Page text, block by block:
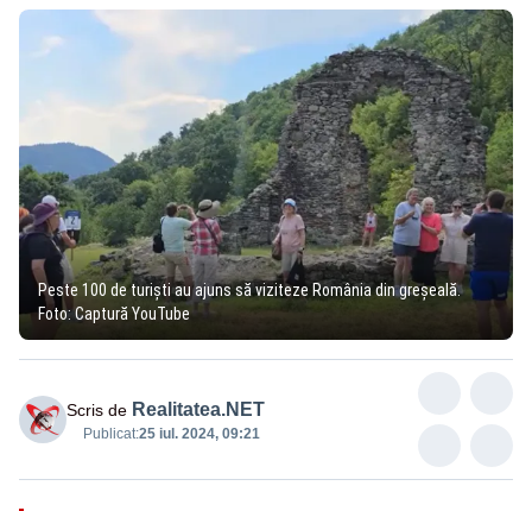
Peste 100 de turiști au ajuns să viziteze România din greșeală.
Foto: Captură YouTube
Scris de Realitatea.NET
Publicat:25 iul. 2024, 09:21